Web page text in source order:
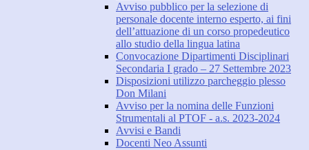
Avviso pubblico per la selezione di
personale docente interno esperto, ai fini
dell’attuazione di un corso propedeutico
allo studio della lingua latina
Convocazione Dipartimenti Disciplinari
Secondaria I grado – 27 Settembre 2023
Disposizioni utilizzo parcheggio plesso
Don Milani
Avviso per la nomina delle Funzioni
Strumentali al PTOF - a.s. 2023-2024
Avvisi e Bandi
Docenti Neo Assunti